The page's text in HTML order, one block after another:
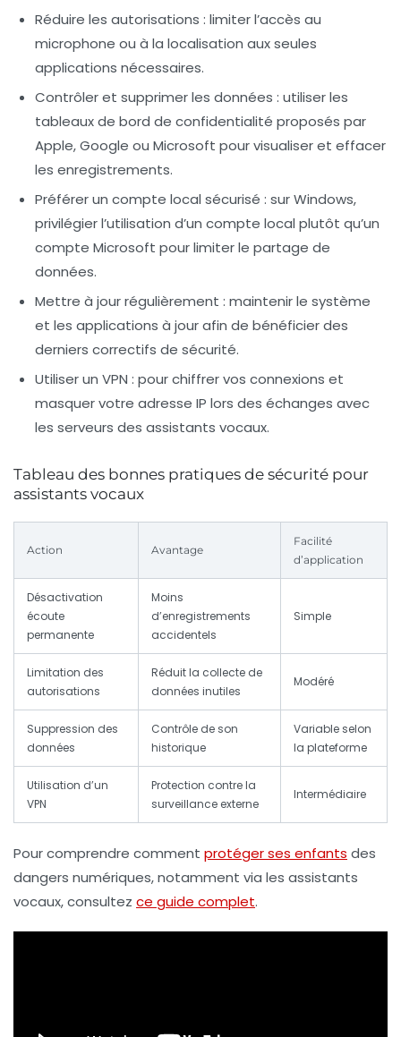
Réduire les autorisations : limiter l’accès au
microphone ou à la localisation aux seules
applications nécessaires.
Contrôler et supprimer les données : utiliser les
tableaux de bord de confidentialité proposés par
Apple, Google ou Microsoft pour visualiser et effacer
les enregistrements.
Préférer un compte local sécurisé : sur Windows,
privilégier l’utilisation d’un compte local plutôt qu’un
compte Microsoft pour limiter le partage de
données.
Mettre à jour régulièrement : maintenir le système
et les applications à jour afin de bénéficier des
derniers correctifs de sécurité.
Utiliser un VPN : pour chiffrer vos connexions et
masquer votre adresse IP lors des échanges avec
les serveurs des assistants vocaux.
Tableau des bonnes pratiques de sécurité pour
assistants vocaux
Action Avantage
Facilité
d’application
Désactivation
écoute
permanente
Moins
d’enregistrements
accidentels
Simple
Limitation des
autorisations
Réduit la collecte de
données inutiles
Modéré
Suppression des
données
Contrôle de son
historique
Variable selon
la plateforme
Utilisation d’un
VPN
Protection contre la
surveillance externe
Intermédiaire
Pour comprendre comment protéger ses enfants des
dangers numériques, notamment via les assistants
vocaux, consultez ce guide complet.